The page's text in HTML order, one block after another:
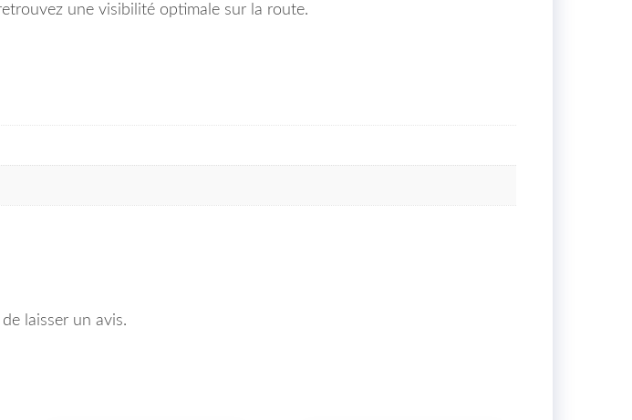
une visibilité optimale sur la route.
laisser un avis.